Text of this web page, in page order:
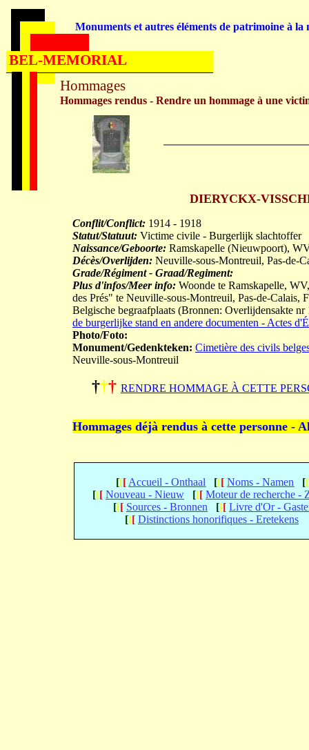
DIERYCKX-
Conflit/Conflict: 1914 - 1918
Statut/Statuut: Victime civile - Burgerlijk slachtoffer
Naissance/Geboorte: Ramskapelle (Nieuwpoort),
Décès/Overlijden: Neuville-sous-Montreuil, Pas-de-
Grade/Régiment - Graad/Regiment:
Plus d'infos/Meer info: Woonde te Ramskapelle,
des Prés" te Neuville-sous-Montreuil, Pas-de-Calais,
Belgische begraafplaats (Bronnen: Overlijdensakte
de burgerlijke stand en andere documenten - Actes
Photo/Foto:
Monument/Gedenkteken: Cimetière des civils
Neuville-sous-Montreuil
††† RENDRE HOMMAGE À CETTE
Hommages déjà rendus à cette personne -
[[[ Accueil - Onthaal [[[ Noms - Namen [[
[[[ Nouveau - Nieuw [[[ Moteur de recherche -
[[[ Sources - Bronnen [[[ Livre d'Or -
[[[ Distinctions honorifiques - Eretekens
Hommages
Hommages rendus - Rendre un hommage à une
Monuments et autres éléments de patrimoine à la
BEL-MEMORIAL